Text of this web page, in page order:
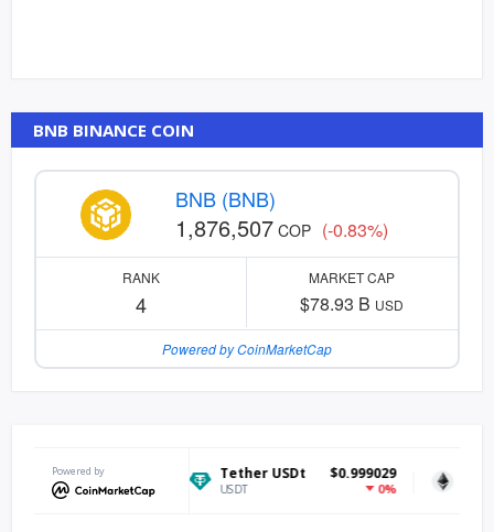
BNB BINANCE COIN
BNB (BNB)
1,876,507 COP (-0.83%)
RANK
4
MARKET CAP
$78.93 B USD
Powered by CoinMarketCap
Powered by
0.19%
Tether USDt $0.999029
USDT
Ethereum
ETH